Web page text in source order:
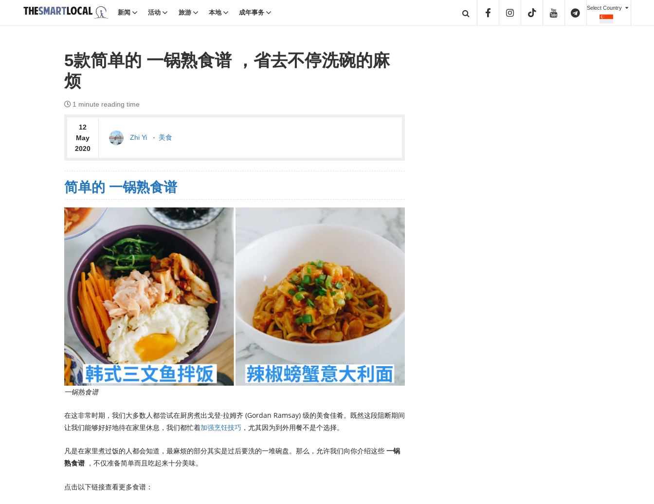
新闻 活动 旅游 本地 成年事务
Select Country
5款简单的 一锅熟食谱 ，省去不停洗碗的麻
烦
1 minute reading time
12
May
2020
Zhi Yi 美食
简单的 一锅熟食谱
一锅熟食谱
在这非常时期，我们大多数人都尝试在厨房煮出戈登·拉姆齐 (Gordan Ramsay) 级的美食佳肴。既然这段阻断期间
让我们能够好好地待在家里休息，我们都忙着加强烹饪技巧 ， 尤其因为到外用餐不是个选择。
凡是在家里煮过饭的人都会知道，最麻烦的部分其实是过后要洗的一堆碗盘。那么，允许我们向你介绍这些 一锅
熟食谱 ，不仅准备简单而且吃起来十分美味。
点击以下链接查看更多食谱：